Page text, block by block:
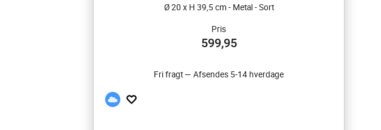
Ø 20 x H 39,5 cm - Metal - Sort
Pris
599,95
Fri fragt — Afsendes 5-14 hverdage